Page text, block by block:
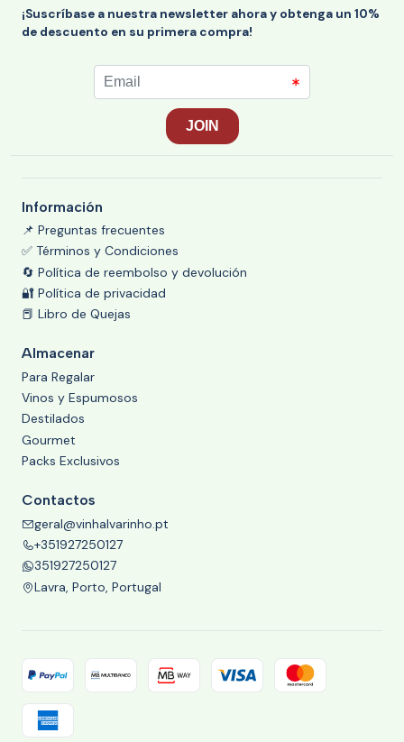
¡Suscríbase a nuestra newsletter ahora y obtenga un 10%
de descuento en su primera compra!
Información
📌 Preguntas frecuentes
✅ Términos y Condiciones
🔄 Política de reembolso y devolución
🔐 Política de privacidad
📕 Libro de Quejas
Almacenar
Para Regalar
Vinos y Espumosos
Destilados
Gourmet
Packs Exclusivos
Contactos
geral@vinhalvarinho.pt
+351927250127
351927250127
Lavra, Porto, Portugal